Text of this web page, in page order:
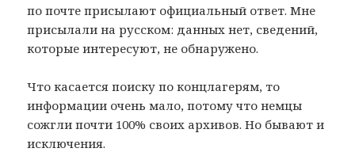
по почте присылают официальный ответ. Мне
присылали на русском: данных нет, сведений,
которые интересуют, не обнаружено.
Что касается поиску по концлагерям, то
информации очень мало, потому что немцы
сожгли почти 100% своих архивов. Но бывают и
исключения.